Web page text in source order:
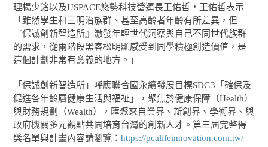
理楊少銘以及USPACE悠勢科技營運長王佑哲，王佑哲表示
「雖然學生和三明治族群、甚至高齡者年齡有所差異，但
『保誠創新智造所』激發年輕世代洞察與自己不同世代族群
的需求，從兩階段黑客松明顯感受到同學積極創造價值，是
這個計劃非常有意義的地方。」
「保誠創新智造所」呼應聯合國永續發展目標SDG3「確保及
促進各年齡層健康生活與福祉」，聚焦於健康保障（Health）
與財務規劃（Wealth），匯聚來自業界、新創界、學術界、與
政府機關多元觀點共同培育台灣的創新人才。第三屆完整得
獎名單與計畫內容請瀏覽：https://pcalifeinnovation.com.tw/